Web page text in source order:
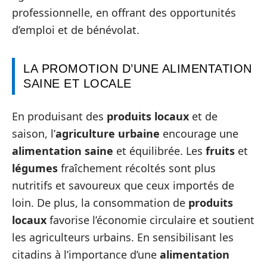
professionnelle, en offrant des opportunités
d’emploi et de bénévolat.
LA PROMOTION D’UNE ALIMENTATION
SAINE ET LOCALE
En produisant des produits locaux et de
saison, l’agriculture urbaine encourage une
alimentation saine et équilibrée. Les fruits et
légumes fraîchement récoltés sont plus
nutritifs et savoureux que ceux importés de
loin. De plus, la consommation de produits
locaux favorise l’économie circulaire et soutient
les agriculteurs urbains. En sensibilisant les
citadins à l’importance d’une alimentation